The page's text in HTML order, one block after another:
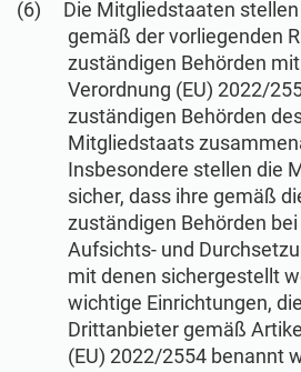
Die Mitgliedstaaten
gemäß der vorliegenden
zuständigen Behörden
Verordnung (EU) 2022/
zuständigen Behörden
Mitgliedstaats
Insbesondere stellen die
sicher, dass ihre gemäß
zuständigen Behörden
Aufsichts- und
mit denen sichergestellt
wichtige Einrichtungen,
Drittanbieter gemäß
(EU) 2022/2554 benannt